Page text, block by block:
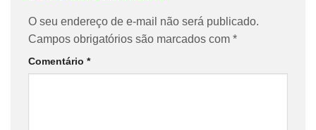
O seu endereço de e-mail não será publicado.
Campos obrigatórios são marcados com *
Comentário *